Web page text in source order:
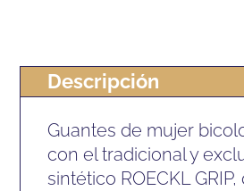
cantidad
Descripción
Guantes de mujer
con el tradicional y
sintético ROECKL GRIP,